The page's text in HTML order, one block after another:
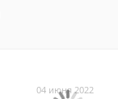
04 июня 2022